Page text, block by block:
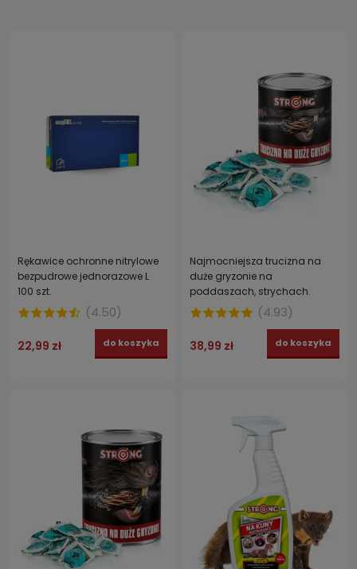
Rękawice ochronne nitrylowe
bezpudrowe jednorazowe L
100 szt.
(4.50)
22,99 zł do koszyka
Najmocniejsza trucizna na
duże gryzonie na
poddaszach, strychach.
STRONG pasta brodifakum 2 x
150 g
(4.93)
38,99 zł do koszyka